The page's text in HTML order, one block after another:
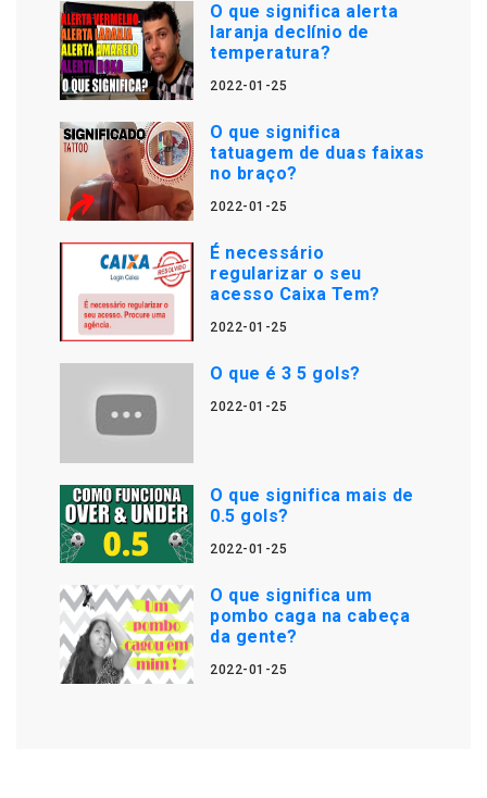
O que significa alerta
laranja declínio de
temperatura?
2022-01-25
O que significa
tatuagem de duas faixas
no braço?
2022-01-25
É necessário
regularizar o seu
acesso Caixa Tem?
2022-01-25
O que é 3 5 gols?
2022-01-25
O que significa mais de
0.5 gols?
2022-01-25
O que significa um
pombo caga na cabeça
da gente?
2022-01-25